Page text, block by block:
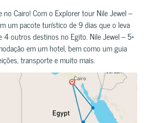
no Cairo! Com o Explorer tour Nile Jewel –
um pacote turístico de 9 dias que o leva
4 outros destinos no Egito. Nile Jewel – 5*
em um hotel, bem como um guia
transporte e muito mais.